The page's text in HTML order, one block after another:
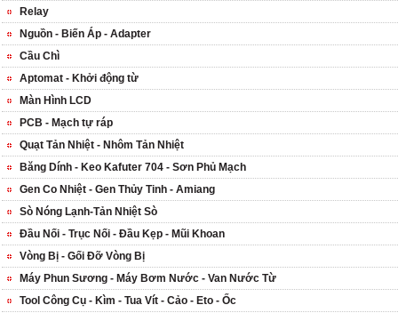
Relay
Nguồn - Biến Áp - Adapter
Cầu Chì
Aptomat - Khởi động từ
Màn Hình LCD
PCB - Mạch tự ráp
Quạt Tản Nhiệt - Nhôm Tản Nhiệt
Băng Dính - Keo Kafuter 704 - Sơn Phủ Mạch
Gen Co Nhiệt - Gen Thủy Tinh - Amiang
Sò Nóng Lạnh-Tản Nhiệt Sò
Đầu Nối - Trục Nối - Đầu Kẹp - Mũi Khoan
Vòng Bị - Gối Đỡ Vòng Bị
Máy Phun Sương - Máy Bơm Nước - Van Nước Từ
Tool Công Cụ - Kìm - Tua Vít - Cảo - Eto - Ốc